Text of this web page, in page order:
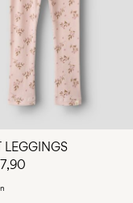
LEGGINGS